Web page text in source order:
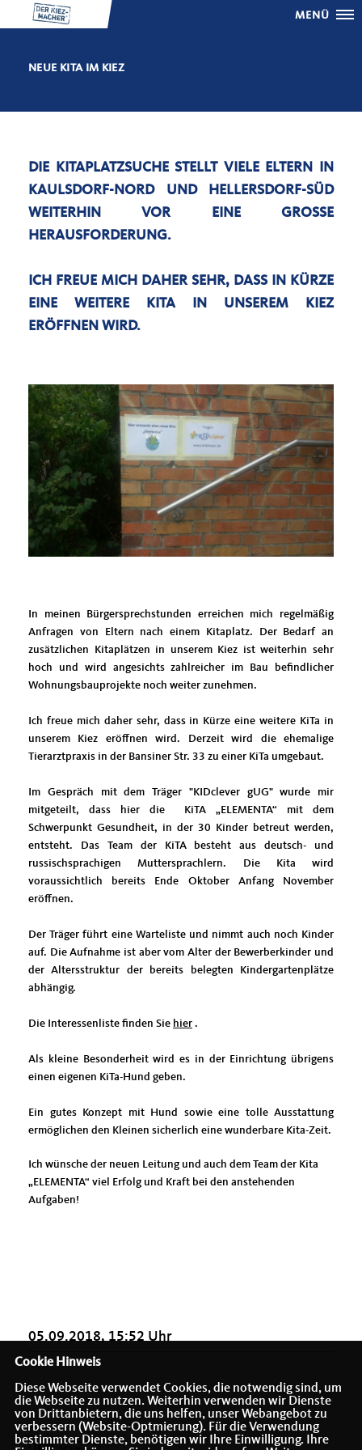
MENÜ
NEUE KITA IM KIEZ
DIE KITAPLATZSUCHE STELLT VIELE ELTERN IN
KAULSDORF-NORD UND HELLERSDORF-SÜD
WEITERHIN VOR EINE GROSSE H
ERAUSFORDERUNG.
ICH FREUE MICH DAHER SEHR, DASS IN KÜRZE
EINE WEITERE KITA IN UNSEREM KIEZ
ERÖFFNEN WIRD.
In meinen Bürgersprechstunden erreichen mich regelmäßig
Anfragen von Eltern nach einem Kitaplatz. Der Bedarf an
zusätzlichen Kitaplätzen in unserem Kiez ist weiterhin sehr
hoch und wird angesichts zahlreicher im Bau befindlicher
Wohnungsbauprojekte noch weiter zunehmen.
Ich freue mich daher sehr, dass in Kürze eine weitere KiTa in
unserem Kiez eröffnen wird. Derzeit wird die ehemalige
Tierarztpraxis in der Bansiner Str. 33 zu einer KiTa umgebaut.
Im Gespräch mit dem Träger "KIDclever gUG" wurde mir
mitgeteilt, dass hier die KiTA „ELEMENTA“ mit dem
Schwerpunkt Gesundheit, in der 30 Kinder betreut werden,
entsteht. Das Team der KiTA besteht aus deutsch- und
russischsprachigen Muttersprachlern. Die Kita wird
voraussichtlich bereits Ende Oktober Anfang November
eröffnen.
Der Träger führt eine Warteliste und nimmt auch noch Kinder
auf. Die Aufnahme ist aber vom Alter der Bewerberkinder und
der Altersstruktur der bereits belegten Kindergartenplätze
abhängig.
Die Interessenliste finden Sie hier .
Als kleine Besonderheit wird es in der Einrichtung übrigens
einen eigenen KiTa-Hund geben.
Ein gutes Konzept mit Hund sowie eine tolle Ausstattung
ermöglichen den Kleinen sicherlich eine wunderbare Kita-Zeit.
Ich wünsche der neuen Leitung und auch dem Team der Kita
ELEMENTA“ viel Erfolg und Kraft bei den anstehenden
Aufgaben!
05.09.2018, 15:52 Uhr
Cookie Hinweis
Diese Webseite verwendet Cookies, die notwendig sind, um
die Webseite zu nutzen. Weiterhin verwenden wir Dienste
von Drittanbietern, die uns helfen, unser Webangebot zu
verbessern (Website-Optmierung). Für die Verwendung
bestimmter Dienste, benötigen wir Ihre Einwilligung. Ihre